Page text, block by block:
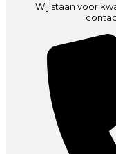
Wij staan voor